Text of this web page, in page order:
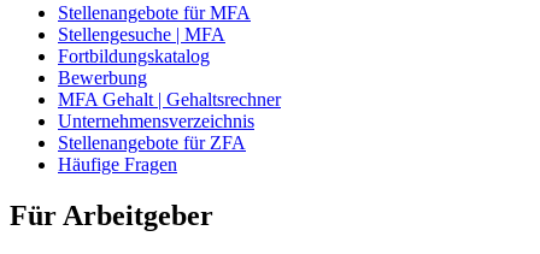
Stellenangebote für MFA
Stellengesuche | MFA
Fortbildungskatalog
Bewerbung
MFA Gehalt | Gehaltsrechner
Unternehmensverzeichnis
Stellenangebote für ZFA
Häufige Fragen
Für Arbeitgeber